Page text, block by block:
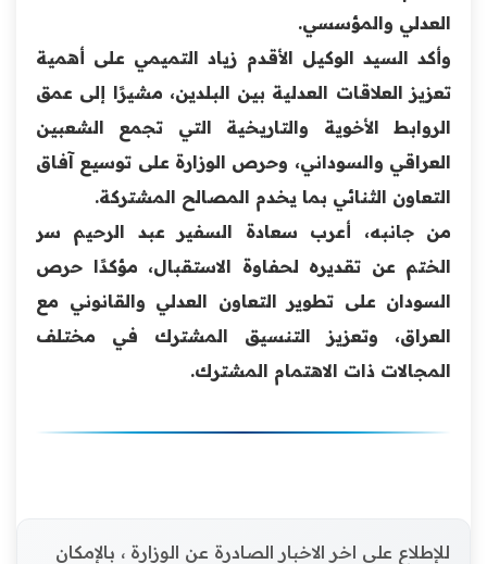
العدلي والمؤسسي.
وأكد السيد الوكيل الأقدم زياد التميمي على أهمية
تعزيز العلاقات العدلية بين البلدين، مشيرًا إلى عمق
الروابط الأخوية والتاريخية التي تجمع الشعبين
العراقي والسوداني، وحرص الوزارة على توسيع آفاق
التعاون الثنائي بما يخدم المصالح المشتركة.
من جانبه، أعرب سعادة السفير عبد الرحيم سر
الختم عن تقديره لحفاوة الاستقبال، مؤكدًا حرص
السودان على تطوير التعاون العدلي والقانوني مع
العراق، وتعزيز التنسيق المشترك في مختلف
المجالات ذات الاهتمام المشترك.
للإطلاع على اخر الاخبار الصادرة عن الوزارة ، بالإمكان